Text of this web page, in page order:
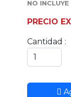
NO
PRECIO
Cantidad :